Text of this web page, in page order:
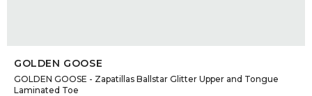
GOLDEN GOOSE
GOLDEN GOOSE - Zapatillas Ballstar Glitter Upper and Tongue
Laminated Toe